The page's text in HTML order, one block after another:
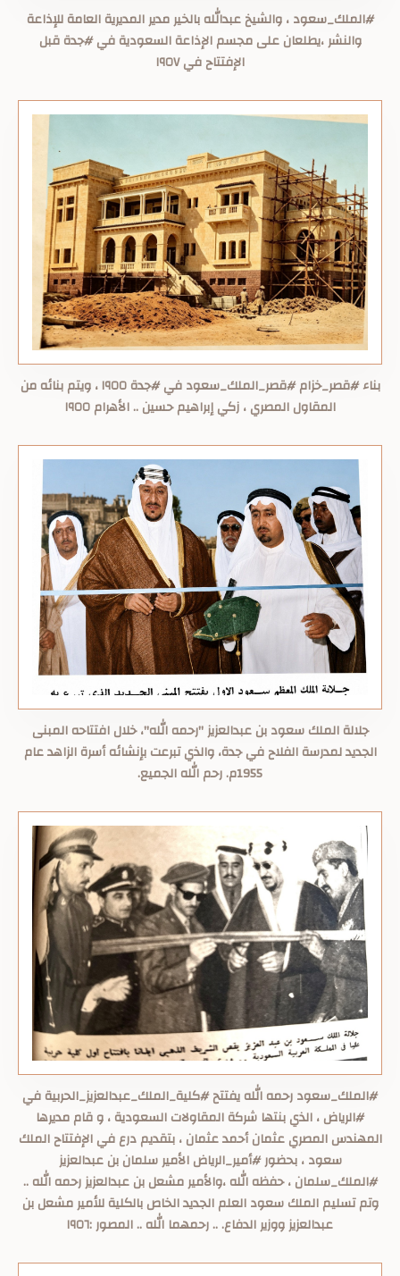
‏⁧‫#الملك_سعود‬⁩ ، والشيخ عبدالله بالخير مدير المديرية العامة للإذاعة
والنشر ،يطلعان على مجسم الإذاعة السعودية في ⁧‫#جدة‬⁩ قبل
الإفتتاح في ١٩٥٧
بناء #قصر_خزام #قصر_الملك_سعود في #جدة ١٩٥٥ ، ويتم بنائه من
المقاول المصري ، زكي إبراهيم حسين .. الأهرام ١٩٥٥
‏جلالة الملك سعود بن عبدالعزيز "رحمه الله"، ‏خلال افتتاحه المبنى
الجديد لمدرسة الفلاح في جدة، والذي تبرعت بإنشائه أسرة الزاهد ‏عام
1955م. رحم الله الجميع.
#الملك_سعود رحمه الله يفتتح #كلية_الملك_عبدالعزيز_الحربية في
#الرياض ، الذي بنتها شركة المقاولات السعودية ، و قام مديرها
المهندس المصري عثمان أحمد عثمان ، بتقديم درع في الإفتتاح الملك
سعود ، بحضور #أمير_الرياض الأمير سلمان بن عبدالعزيز
#الملك_سلمان ، حفظه الله ،والأمير مشعل بن عبدالعزيز رحمه الله ..
وتم تسليم الملك سعود العلم الجديد الخاص بالكلية للأمير مشعل بن
عبدالعزيز ووزير الدفاع. .. رحمهما الله .. المصور :١٩٥٦